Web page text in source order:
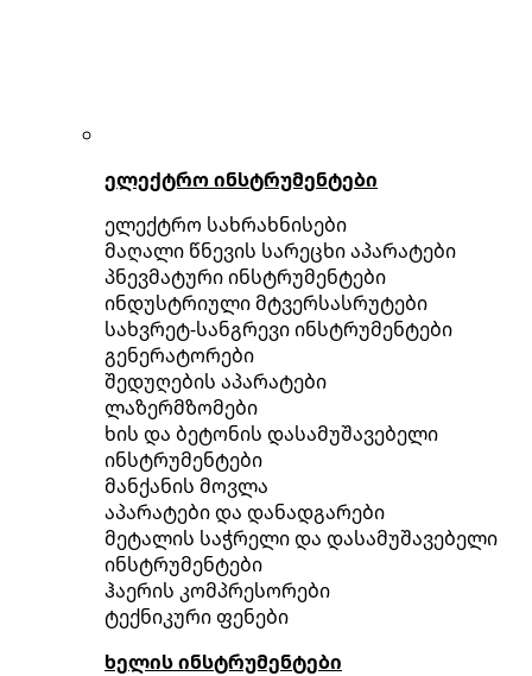
ელექტრო ინსტრუმენტები
ელექტრო სახრახნისები
მაღალი წნევის სარეცხი აპარატები
პნევმატური ინსტრუმენტები
ინდუსტრიული მტვერსასრუტები
სახვრეტ-სანგრევი ინსტრუმენტები
გენერატორები
შედუღების აპარატები
ლაზერმზომები
ხის და ბეტონის დასამუშავებელი
ინსტრუმენტები
მანქანის მოვლა
აპარატები და დანადგარები
მეტალის საჭრელი და დასამუშავებელი
ინსტრუმენტები
ჰაერის კომპრესორები
ტექნიკური ფენები
ხელის ინსტრუმენტები